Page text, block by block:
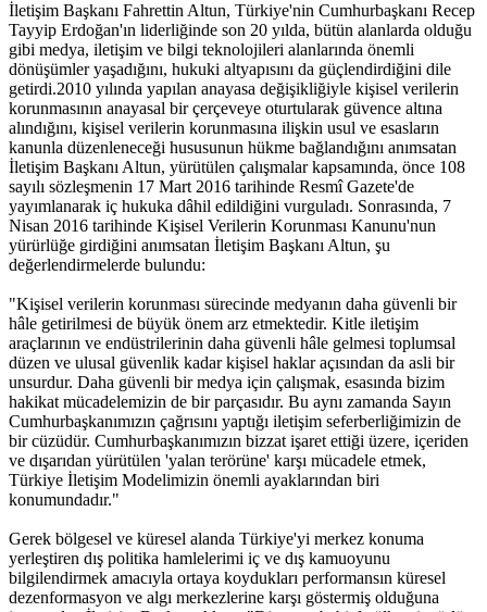
İletişim Başkanı Fahrettin Altun, Türkiye'nin Cumhurbaşkanı Recep
Tayyip Erdoğan'ın liderliğinde son 20 yılda, bütün alanlarda olduğu
gibi medya, iletişim ve bilgi teknolojileri alanlarında önemli
dönüşümler yaşadığını, hukuki altyapısını da güçlendirdiğini dile
getirdi.2010 yılında yapılan anayasa değişikliğiyle kişisel verilerin
korunmasının anayasal bir çerçeveye oturtularak güvence altına
alındığını, kişisel verilerin korunmasına ilişkin usul ve esasların
kanunla düzenleneceği hususunun hükme bağlandığını anımsatan
İletişim Başkanı Altun, yürütülen çalışmalar kapsamında, önce 108
sayılı sözleşmenin 17 Mart 2016 tarihinde Resmî Gazete'de
yayımlanarak iç hukuka dâhil edildiğini vurguladı. Sonrasında, 7
Nisan 2016 tarihinde Kişisel Verilerin Korunması Kanunu'nun
yürürlüğe girdiğini anımsatan İletişim Başkanı Altun, şu
değerlendirmelerde bulundu:
"Kişisel verilerin korunması sürecinde medyanın daha güvenli bir
hâle getirilmesi de büyük önem arz etmektedir. Kitle iletişim
araçlarının ve endüstrilerinin daha güvenli hâle gelmesi toplumsal
düzen ve ulusal güvenlik kadar kişisel haklar açısından da asli bir
unsurdur. Daha güvenli bir medya için çalışmak, esasında bizim
hakikat mücadelemizin de bir parçasıdır. Bu aynı zamanda Sayın
Cumhurbaşkanımızın çağrısını yaptığı iletişim seferberliğimizin de
bir cüzüdür. Cumhurbaşkanımızın bizzat işaret ettiği üzere, içeriden
ve dışarıdan yürütülen 'yalan terörüne' karşı mücadele etmek,
Türkiye İletişim Modelimizin önemli ayaklarından biri
konumundadır."
Gerek bölgesel ve küresel alanda Türkiye'yi merkez konuma
yerleştiren dış politika hamlelerimi iç ve dış kamuoyunu
bilgilendirmek amacıyla ortaya koydukları performansın küresel
dezenformasyon ve algı merkezlerine karşı göstermiş olduğuna